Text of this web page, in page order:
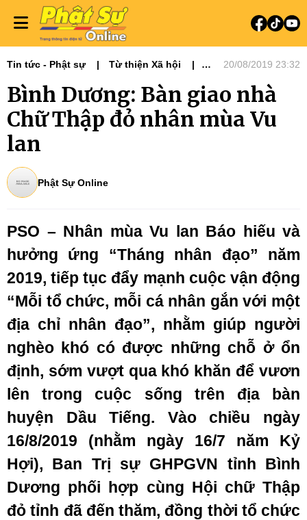
Tin tức - Phật sự
Từ thiện Xã hội
20/08/2019 23:32
Bình Dương: Bàn giao nhà
Chữ Thập đỏ nhân mùa Vu
lan
Phật Sự Online
PSO – Nhân mùa Vu lan Báo hiếu và
hưởng ứng “Tháng nhân đạo” năm
2019, tiếp tục đẩy mạnh cuộc vận động
“Mỗi tổ chức, mỗi cá nhân gắn với một
địa chỉ nhân đạo”, nhằm giúp người
nghèo khó có được những chỗ ở ổn
định, sớm vượt qua khó khăn để vươn
lên trong cuộc sống trên địa bàn
huyện Dầu Tiếng. Vào chiều ngày
16/8/2019 (nhằm ngày 16/7 năm Kỷ
Hợi), Ban Trị sự GHPGVN tỉnh Bình
Dương phối hợp cùng Hội chữ Thập
đỏ tỉnh đã đến thăm, đồng thời tổ chức